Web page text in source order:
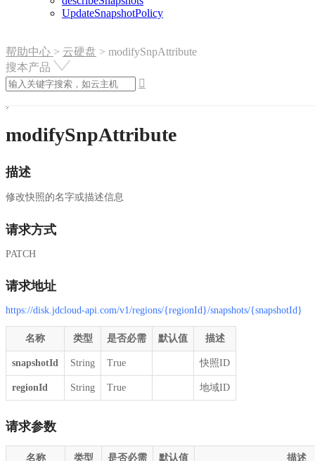
UpdateSnapshotPolicy
帮助中心 > 云硬盘 > modifySnpAttribute
搜本产品

modifySnpAttribute
描述
修改快照的名字或描述信息
请求方式
PATCH
请求地址
https://disk.jdcloud-api.com/v1/regions/{regionId}/snapshots/{snapshotId}
名称 类型 是否必需 默认值 描述
snapshotId String True 快照ID
regionId String True 地域ID
请求参数
名称 类型 是否必需 默认值 描述